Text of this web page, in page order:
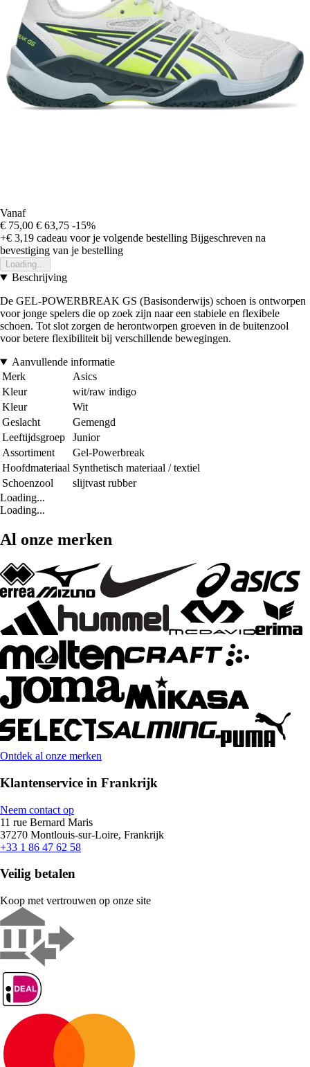
Vanaf
€ 75,00 € 63,75 -15%
+€ 3,19 cadeau voor je volgende bestelling Bijgeschreven na
bevestiging van je bestelling
Loading...
Beschrijving
De GEL-POWERBREAK GS (Basisonderwijs) schoen is ontworpen
voor jonge spelers die op zoek zijn naar een stabiele en flexibele
schoen. Tot slot zorgen de herontworpen groeven in de buitenzool
voor betere flexibiliteit bij verschillende bewegingen.
Aanvullende informatie
Merk
Asics
Kleur
wit/raw indigo
Kleur
Wit
Geslacht
Gemengd
Leeftijdsgroep
Junior
Assortiment
Gel-Powerbreak
Hoofdmateriaal Synthetisch materiaal / textiel
Schoenzool
slijtvast rubber
Loading...
Loading...
Al onze merken
Ontdek al onze merken
Klantenservice in Frankrijk
Neem contact op
11 rue Bernard Maris
37270 Montlouis-sur-Loire, Frankrijk
+33 1 86 47 62 58
Veilig betalen
Koop met vertrouwen op onze site